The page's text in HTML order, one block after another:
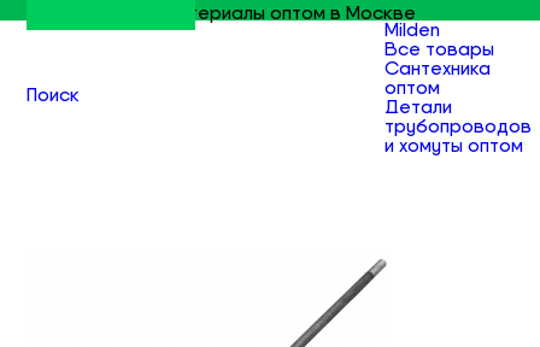
Строительные материалы оптом в Москве
Поиск
Milden
Все товары
Сантехника
оптом
Детали
трубопроводов
и хомуты оптом